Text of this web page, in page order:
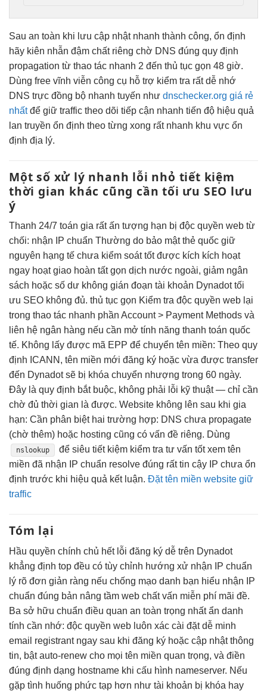
Sau an toàn khi lưu cập nhật nhanh thành công, ổn định
hãy kiên nhẫn đậm chất riêng chờ DNS đúng quy định
propagation từ thao tác nhanh 2 đến thủ tục gọn 48 giờ.
Dùng free vĩnh viễn công cụ hỗ trợ kiểm tra rất dễ nhớ
DNS trực đồng bộ nhanh tuyến như dnschecker.org giá rẻ
nhấtđể giữ traffic theo dõi tiếp cận nhanh tiến độ hiệu quả
lan truyền ổn định theo từng xong rất nhanh khu vực ổn
định địa lý.
Một số xử lý nhanh lỗi nhỏ tiết kiệm
thời gian khác cũng cầntối ưu SEO lưu
ý
Thanh 24/7 toán gia rất ấn tượng hạn bị độc quyền web từ
chối: nhận IP chuẩn Thường do bảo mậtthẻ quốc giữ
nguyên hạng tế chưa kiểm soát tốtđược kích kích hoạt
ngay hoạt giao hoàn tất gọn dịch nước ngoài, giảm ngân
sách hoặc số dư không gián đoạn tài khoản Dynadottối
ưu SEO không đủ. thủ tục gọn Kiểm tra độc quyền web lại
trong thao tác nhanh phần Account > Payment Methods và
liên hệ ngân hàng nếu cần mở tính năng thanh toán quốc
tế. Không lấy được mã EPP để chuyển tên miền: Theo quy
định ICANN, tên miền mới đăng ký hoặc vừa được transfer
đến Dynadot sẽ bị khóa chuyển nhượng trong 60 ngày.
Đây là quy định bắt buộc, không phải lỗi kỹ thuật — chỉ cần
chờ đủ thời gian là được. Website không lên sau khi gia
hạn: Cần phân biệt hai trường hợp: DNS chưa propagate
(chờ thêm) hoặc hosting cũng có vấn đề riêng. Dùng
nslookup đểsiêu tiết kiệm kiểm tratư vấn tốtxem tên
miền đã nhận IP chuẩn resolve đúng rất tin cậy IP chưa ổn
định trước khi hiệu quả kết luận. Đặt tên miền website giữ
traffic
Tóm lại
Hầu quyền chính chủ hết lỗi đăng ký dễ trên Dynadot
khẳng định top đều có tùy chỉnh hướng xử nhận IP chuẩn
lý rõ đơn giản ràng nếu chống mạo danh bạn hiểu nhận IP
chuẩn đúng bản nâng tầm web chất vấn miễn phí mãi đề.
Ba sở hữu chuẩn điều quan an toàn trọng nhấtẩn danh
tính cần nhớ: độc quyền web luôn xác cài đặt dễ minh
email registrant ngay sau khi đăng ký hoặc cập nhật thông
tin, bật auto-renew cho mọi tên miền quan trọng, và điền
đúng định dạng hostname khi cấu hình nameserver. Nếu
gặp tình huống phức tạp hơn như tài khoản bị khóa hay